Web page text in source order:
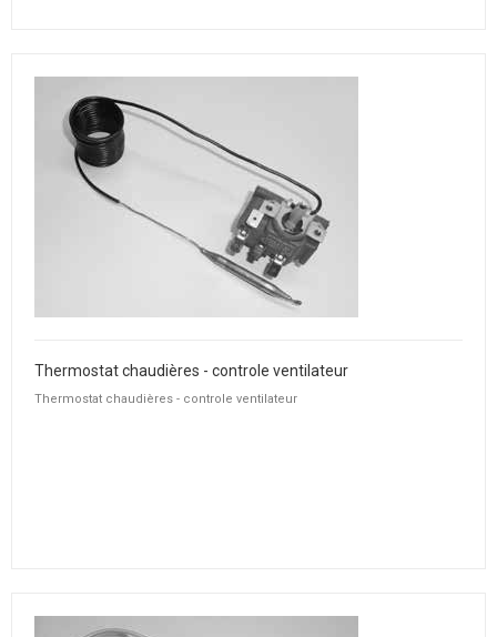
Thermostat chaudières - controle ventilateur
Thermostat chaudières - controle ventilateur